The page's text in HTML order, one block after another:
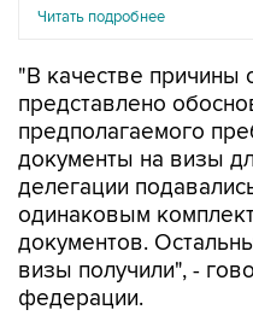
Читать подробнее
"В качестве причины
представлено
предполагаемого
документы на визы
делегации
одинаковым
документов.
визы получили", -
федерации.